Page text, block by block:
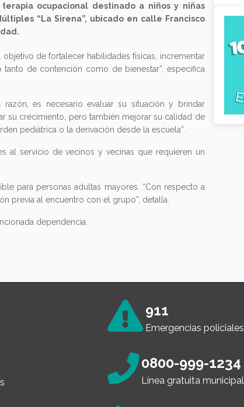
ocupacional destinado a niños y niñas
“La Sirena”, ubicado en calle Francisco
de fortalecer habilidades físicas, incrementar
de contención como de bienestar”, especifica
es necesario evaluar su situación y brindar
su crecimiento, pero también mejorar su calidad de
pediátrica o la derivación desde la escuela”.
al servicio de vecinos y vecinas que requieren un
para personas adultas mayores. “Con respecto a
previa al encuentro con el grupo”, detalla.
dependencia.
911
Emergencias policiales
0800-999-1234
Línea gratuita municipal